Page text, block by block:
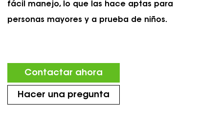
fácil manejo, lo que las hace aptas para
personas mayores y a prueba de niños.
Contactar ahora
Hacer una pregunta